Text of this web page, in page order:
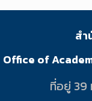
สำ
Office of
ที่อยู่ 39